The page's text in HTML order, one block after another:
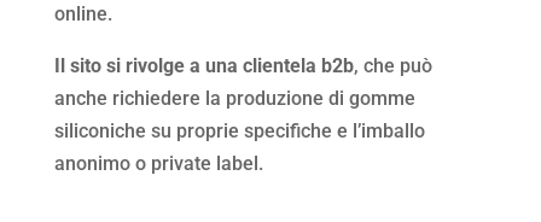
online.
Il sito si rivolge a una clientela b2b, che può
anche richiedere la produzione di gomme
siliconiche su proprie specifiche e l’imballo
anonimo o private label.